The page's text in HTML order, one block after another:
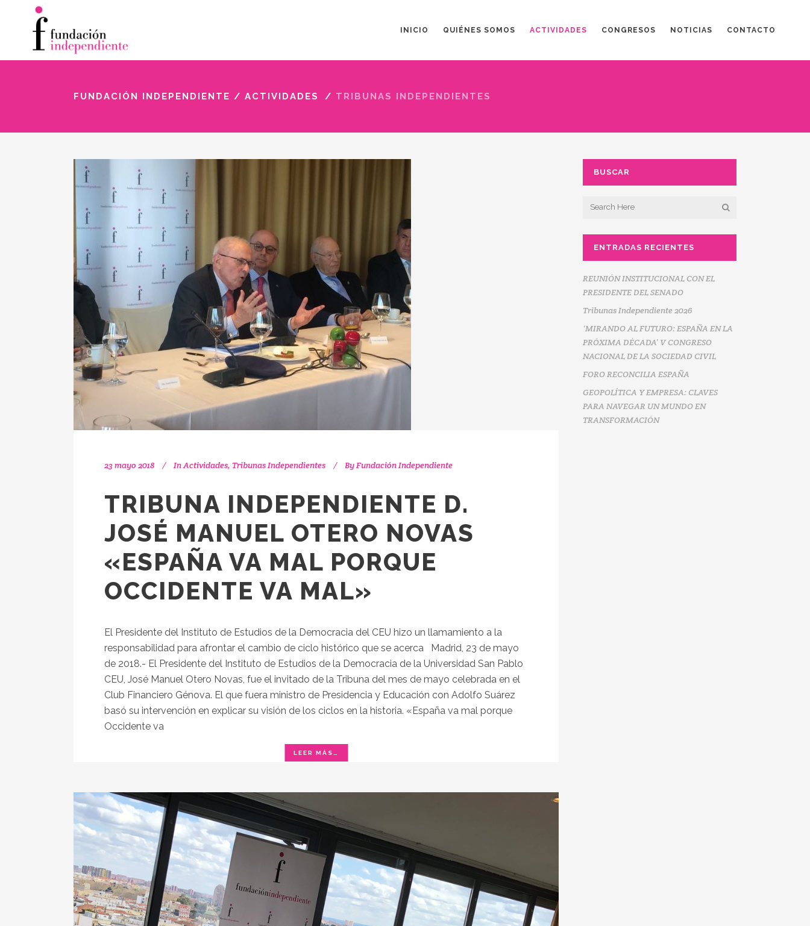
INICIO QUIÉNES SOMOS ACTIVIDADES CONGRESOS NOTICIAS CONTACTO
FUNDACIÓN INDEPENDIENTE / ACTIVIDADES / TRIBUNAS INDEPENDIENTES
23 mayo 2018 InActividades, Tribunas Independientes ByFundación Independiente
TRIBUNA INDEPENDIENTE D.
JOSÉ MANUEL OTERO NOVAS
«ESPAÑA VA MAL PORQUE
OCCIDENTE VA MAL»
El Presidente del Instituto de Estudios de la Democracia del CEU hizo un llamamiento a la
responsabilidad para afrontar el cambio de ciclo histórico que se acerca Madrid, 23 de mayo
de 2018.- El Presidente del Instituto de Estudios de la Democracia de la Universidad San Pablo
CEU, José Manuel Otero Novas, fue el invitado de la Tribuna del mes de mayo celebrada en el
Club Financiero Génova. El que fuera ministro de Presidencia y Educación con Adolfo Suárez
basó su intervención en explicar su visión de los ciclos en la historia. «España va mal porque
Occidente va
BUSCAR
ENTRADAS RECIENTES
REUNIÓN INSTITUCIONAL CON EL
PRESIDENTE DEL SENADO
Tribunas Independiente 2026
‘MIRANDO AL FUTURO: ESPAÑA EN LA
PRÓXIMA DÉCADA’ V CONGRESO
NACIONAL DE LA SOCIEDAD CIVIL
FORO RECONCILIA ESPAÑA
GEOPOLÍTICA Y EMPRESA: CLAVES
PARA NAVEGAR UN MUNDO EN
TRANSFORMACIÓN